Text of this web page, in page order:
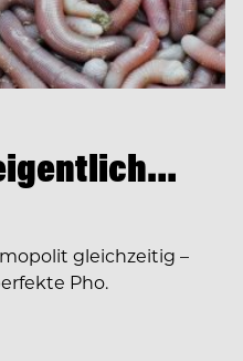
gleichzeitig –
Pho.